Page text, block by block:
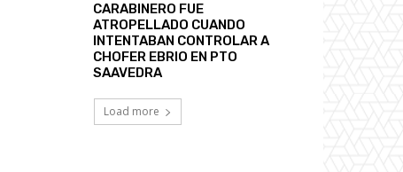
CARABINERO FUE
ATROPELLADO CUANDO
INTENTABAN CONTROLAR A
CHOFER EBRIO EN PTO
SAAVEDRA
Load more